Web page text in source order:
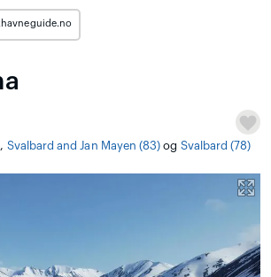
, Svalbard and Jan Mayen (83) og Svalbard (78)